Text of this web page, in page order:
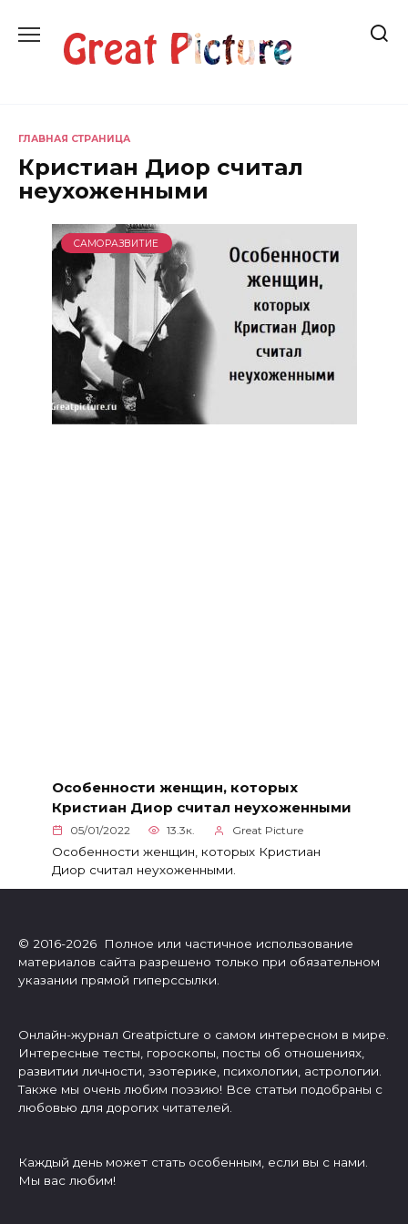
содержанию
ГЛАВНАЯ СТРАНИЦА
Кристиан Диор считал
неухоженными
САМОРАЗВИТИЕ
Особенности женщин, которых
Кристиан Диор считал неухоженными
05/01/2022 13.3к. Great Picture
Особенности женщин, которых Кристиан
Диор считал неухоженными.
© 2016-2026 Полное или частичное использование
материалов сайта разрешено только при обязательном
указании прямой гиперссылки.
Онлайн-журнал Greatpicture о самом интересном в мире.
Интересные тесты, гороскопы, посты об отношениях,
развитии личности, эзотерике, психологии, астрологии.
Также мы очень любим поэзию! Все статьи подобраны с
любовью для дорогих читателей.
Каждый день может стать особенным, если вы с нами.
Мы вас любим!